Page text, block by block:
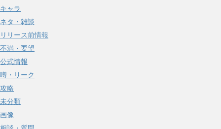
キャラ
ネタ・雑談
リリース前情報
不満・要望
公式情報
噂・リーク
攻略
未分類
画像